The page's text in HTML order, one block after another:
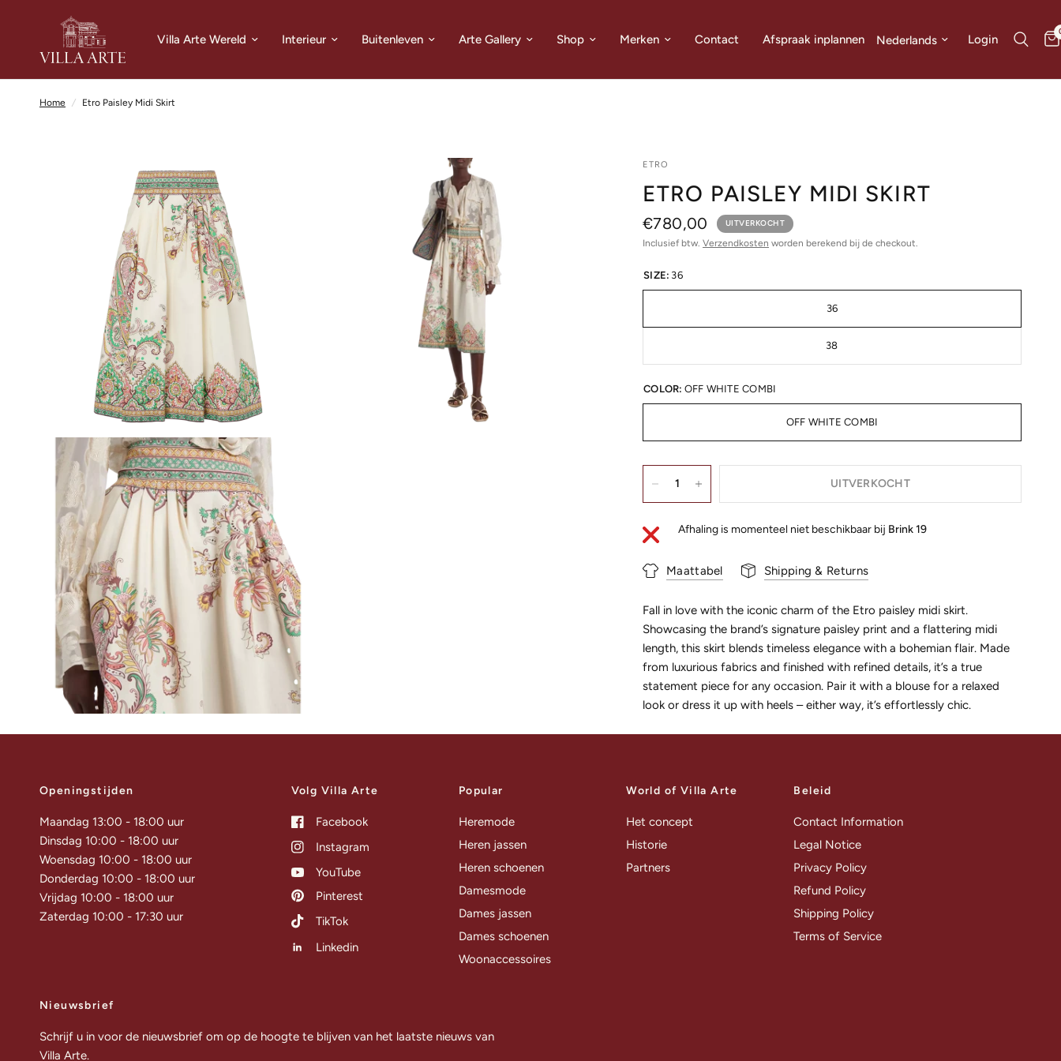
Villa Arte Wereld Interieur Buitenleven Arte Gallery Shop Merken Contact Afspraak inplannen Land/regio bijwerkenLogin
Home / Etro Paisley Midi Skirt
ETRO
ETRO PAISLEY MIDI SKIRT
€780,00 UITVERKOCHT
Inclusief btw. Verzendkosten worden berekend bij de checkout.
SIZE: 36
36
38
COLOR: OFF WHITE COMBI
OFF WHITE COMBI
UITVERKOCHT
Afhaling is momenteel niet beschikbaar bij Brink 19
Maattabel Shipping & Returns
Fall in love with the iconic charm of the Etro paisley midi skirt.
Showcasing the brand’s signature paisley print and a flattering midi
length, this skirt blends timeless elegance with a bohemian flair. Made
from luxurious fabrics and finished with refined details, it’s a true
statement piece for any occasion. Pair it with a blouse for a relaxed
look or dress it up with heels – either way, it’s effortlessly chic.
Openingstijden
Maandag 13:00 - 18:00 uur
Dinsdag 10:00 - 18:00 uur
Woensdag 10:00 - 18:00 uur
Donderdag 10:00 - 18:00 uur
Vrijdag 10:00 - 18:00 uur
Zaterdag 10:00 - 17:30 uur
Volg Villa Arte
Facebook
Instagram
YouTube
Pinterest
TikTok
Linkedin
Popular
Heremode
Heren jassen
Heren schoenen
Damesmode
Dames jassen
Dames schoenen
Woonaccessoires
World of Villa Arte
Het concept
Historie
Partners
Beleid
Contact Information
Legal Notice
Privacy Policy
Refund Policy
Shipping Policy
Terms of Service
Nieuwsbrief
Schrijf u in voor de nieuwsbrief om op de hoogte te blijven van het laatste nieuws van
Villa Arte.